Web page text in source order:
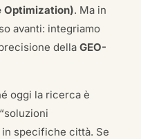
Optimization). Ma in
avanti: integriamo
della GEO-
oggi la ricerca è
specifiche città. Se